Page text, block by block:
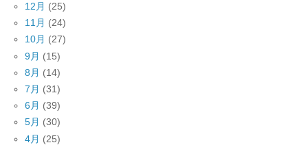
12月 (25)
11月 (24)
10月 (27)
9月 (15)
8月 (14)
7月 (31)
6月 (39)
5月 (30)
4月 (25)